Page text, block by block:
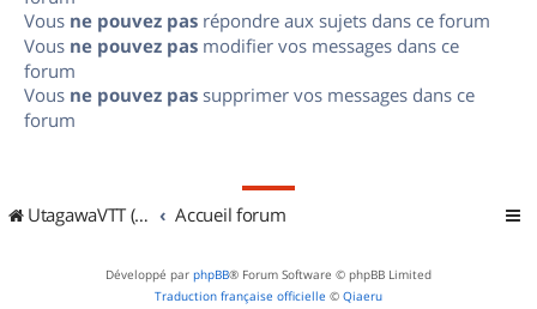
Vous ne pouvez pas répondre aux sujets dans ce forum
Vous ne pouvez pas modifier vos messages dans ce
forum
Vous ne pouvez pas supprimer vos messages dans ce
forum
UtagawaVTT (Randos VTT et VTTAE avec traces GPS) Accueil forum
Développé par phpBB® Forum Software © phpBB Limited
Traduction française officielle © Qiaeru